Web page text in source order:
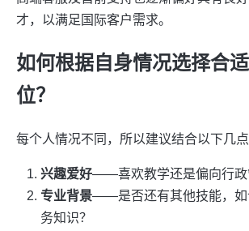
才，以满足国际客户需求。
如何根据自身情况选择合
位？
每个人情况不同，所以建议结合以下几点
兴趣爱好——喜欢教学还是偏向行政
专业背景——是否还有其他技能，如
务知识？